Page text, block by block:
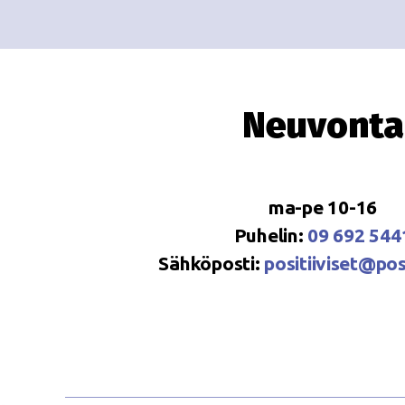
Neuvonta
ma-pe 10-16
Puhelin: 09 692
Sähköposti: